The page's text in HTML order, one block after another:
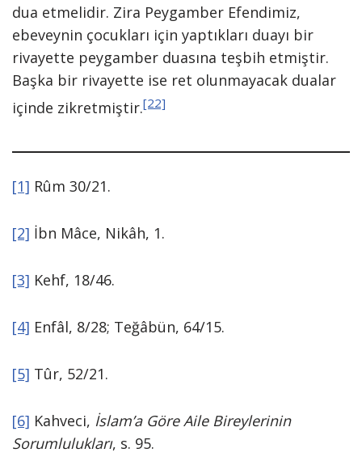
dua etmelidir. Zira Peygamber Efendimiz,
ebeveynin çocukları için yaptıkları duayı bir
rivayette peygamber duasına teşbih etmiştir.
Başka bir rivayette ise ret olunmayacak dualar
içinde zikretmiştir.[22]
[1] Rûm 30/21.
[2] İbn Mâce, Nikâh, 1.
[3] Kehf, 18/46.
[4] Enfâl, 8/28; Teğâbün, 64/15.
[5] Tûr, 52/21.
[6] Kahveci, İslam’a Göre Aile Bireylerinin
Sorumlulukları, s. 95.